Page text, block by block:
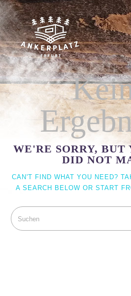
DEINE
BUCHEN
GUTSCHEINE
INFORMATIONEN
FINNHÜTTEN
WE'RE SORRY, BUT
DID NOT
CAN'T FIND WHAT YOU NEED?
A SEARCH BELOW OR START